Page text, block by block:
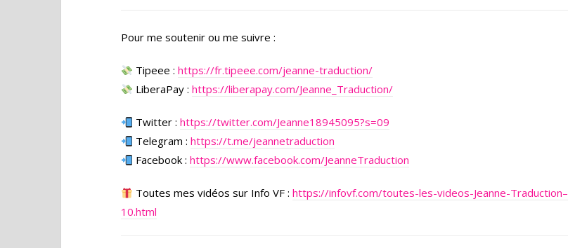
Pour me soutenir ou me suivre :
Tipeee :https://fr.tipeee.com/jeanne-traduction/
LiberaPay :https://liberapay.com/Jeanne_Traduction/
Twitter :https://twitter.com/Jeanne18945095?s=09
Telegram :https://t.me/jeannetraduction
Facebook :https://www.facebook.com/JeanneTraduction
Toutes mes vidéos sur Info VF :https://infovf.com/toutes-les-videos-Jeanne-Traduction–
10.html